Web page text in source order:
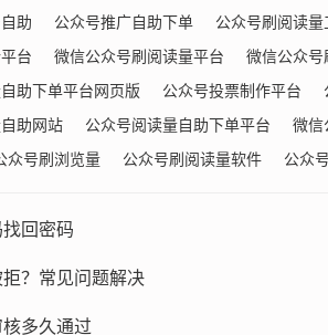
助
公众号推广自助下单 公众号刷阅读量
台
微信公众号刷阅读量平台 微信公众
助下单平台网页版
公众号投票制作平台
助网站
公众号阅读量自助下单平台 微信
众号刷浏览量 公众号刷阅读量软件 公众
回密码
？常见问题解决
多久通过